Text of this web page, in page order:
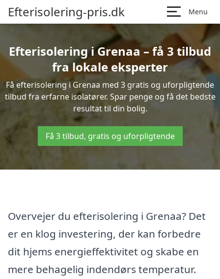
Efterisolering-pris.dk Menu
Efterisolering i Grenaa – få 3 tilbud
fra lokale eksperter
Få efterisolering i Grenaa med 3 gratis og uforpligtende
tilbud fra erfarne isolatører. Spar penge og få det bedste
resultat til din bolig.
Få 3 tilbud, gratis og uforpligtende
Overvejer du efterisolering i Grenaa? Det
er en klog investering, der kan forbedre
dit hjems energieffektivitet og skabe en
mere behagelig indendørs temperatur.